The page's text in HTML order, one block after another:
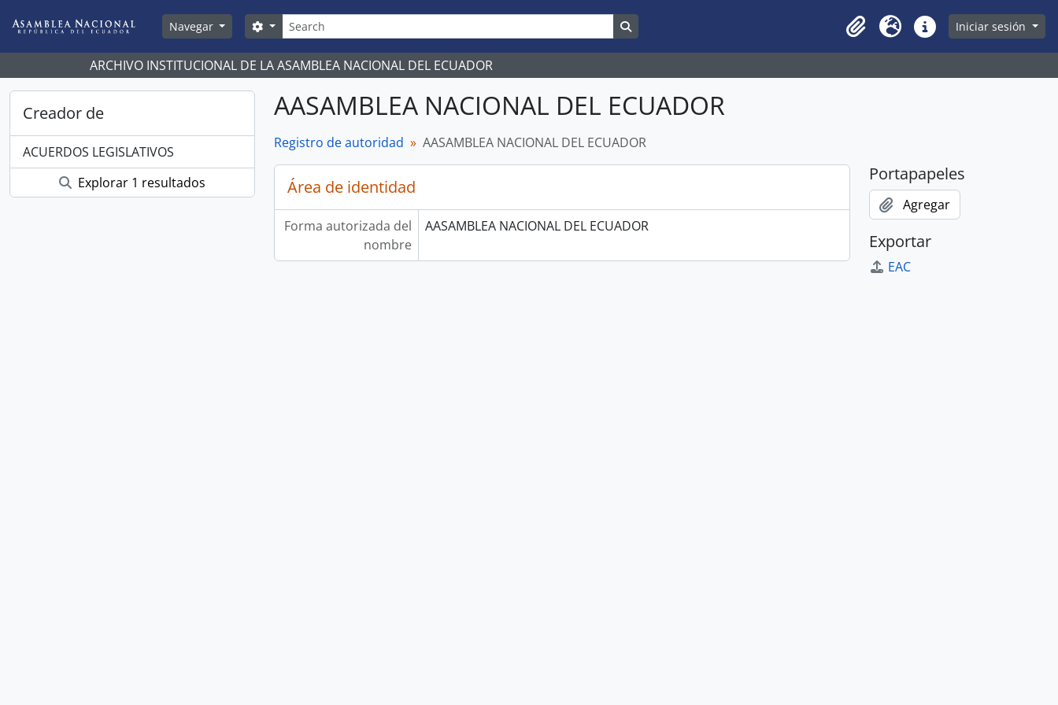
Navegar
Búsqueda
Search options
Clipboard
Idioma Enlaces rápidos
Iniciar sesión
ARCHIVO INSTITUCIONAL DE LA ASAMBLEA NACIONAL DEL ECUADOR
Creador de
ACUERDOS LEGISLATIVOS
Explorar 1 resultados
AASAMBLEA NACIONAL DEL ECUADOR
Registro de autoridad AASAMBLEA NACIONAL DEL ECUADOR
Área de identidad
Forma autorizada del
nombre
AASAMBLEA NACIONAL DEL ECUADOR
Portapapeles
Agregar
Exportar
EAC